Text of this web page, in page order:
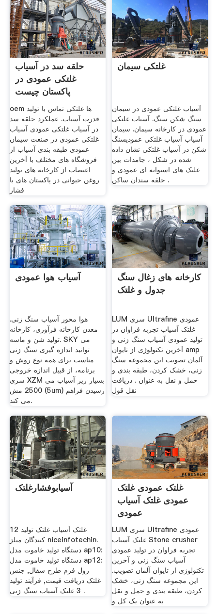
حلقه سد در آسیاب
غلتکی عمودی در
پاکستان چیست
oem ها غلتکی تماس با تولید
قدرت آسیاب. عملکرد حلقه سد
در آسیاب غلتکی عمودی آسیاب
غلتکی عمودی در صنعت سیمان
عمودی طبقه بندی آسیاب از
فروشگاه های مختلف با آخرین
اعتصاب از کارخانه های تولید
روغن حیوانی در پاکستان های با
فشار
غلتکی سیمان
آسیاب غلتکی عمودی در سیمان
سنگ شکن سنگ. آسیاب غلتکی
عمودی در کارخانه سیمان. سیمان
آسیاب آسیاب غلتکی عمودیسنگ
شکن در آسیاب غلتکی نشان داده
شده در شکل ، جامدات بین
غلتک های استوانه ای عمودی و
حلقه سندان ساکن .
آسیاب هوا عمودی
هوا محور آسیاب سنگ زنی.
معدن کارخانه فرآوری، کارخانه
تولید شن و ماسه. SKY می
توانید اندازه گیری سنگ زنی
مناسب برای همه نوع روش و
برنامه، از قبیل اندازه خروجی
سری XZM بسیار ریز آسیاب می
2500 مش (5um) رسیدن فراهم
می کند.
کارخانه های زغال سنگ
جدول و غلتک
LUM سری Ultrafine عمودی
غلتک آسیاب تجربه فراوان در
تولید عمودی آسیاب سنگ زنی و
آخرین تکنولوژی از تایوان amp
آلمان تصویب این مجموعه سنگ
زنی، خشک کردن، طبقه بندی و
حمل و نقل به عنوان . دریافت
نقل قول
آسیابوفشارغلتک
12 غلتک آسیاب غلتک تولید
کنندگان میلز niceinfotechin.
دستگاه تولید خاموت مدل ap10:
دستگاه تولید خاموت مدل ap12:
رول فرم طرح سفال, جنس
غلتک دریافت قیمت, فرآیند تولید
3 غلتک آسیاب سنگ زنی .
غلتک عمودی غلتک
عمودی غلتک آسیاب
عمودی
LUM سری Ultrafine عمودی
غلتک آسیاب Stone crusher
تجربه فراوان در تولید عمودی
آسیاب سنگ زنی و آخرین
تکنولوژی از تایوان آلمان تصویب.
این مجموعه سنگ زنی، خشک
کردن، طبقه بندی و حمل و نقل
به عنوان یک کل و